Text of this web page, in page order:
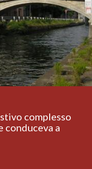
complesso
conduceva a